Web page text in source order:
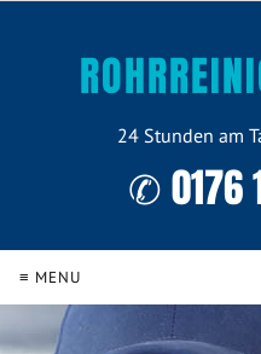
24 Stunden am
✆ 0176
≡ MENU